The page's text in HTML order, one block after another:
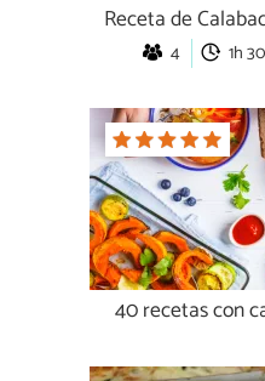
Receta de
4 1h
40 recetas con